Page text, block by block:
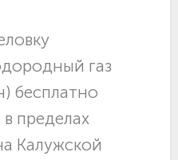
газ
бесплатно
пределах
Калужской